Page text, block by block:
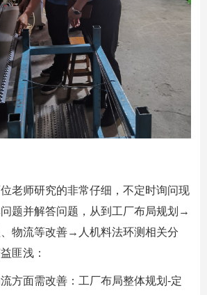
老师研究的非常仔细，不定时询问现
题并解答问题，从到工厂布局规划→
物流等改善→人机料法环测相关分
匪浅：
方面需改善：工厂布局整体规划-定